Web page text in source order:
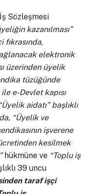
Sözleşmesi
kazanılması”
fıkrasında,
elektronik
üzerinden üyelik
tüzüğünde
e-Devlet kapısı
aidatı” başlıklı
“Üyelik ve
işverene
kesilmek
hükmüne ve “Toplu iş
39 uncu
taraf işçi